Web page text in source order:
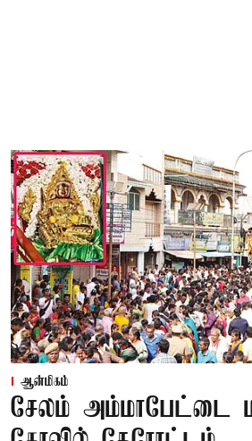
ஆன்மிகம்
சேலம் அம்மாபேட்டை